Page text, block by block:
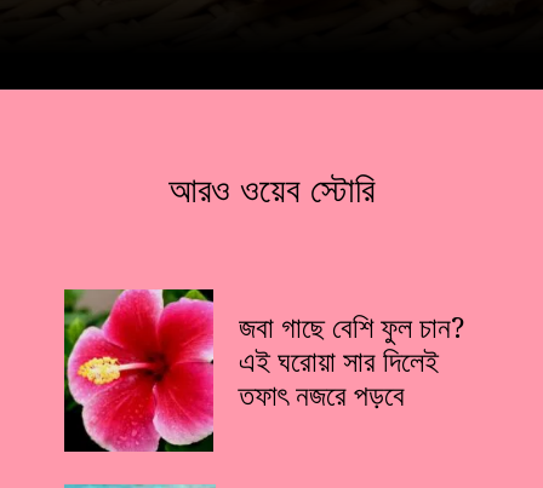
জবা গাছে বেশি ফুল চান?
এই ঘরোয়া সার দিলেই
তফাৎ নজরে পড়বে
আরও ওয়েব স্টোরি